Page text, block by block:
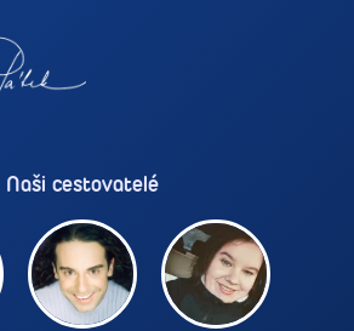
Naši cestovatelé